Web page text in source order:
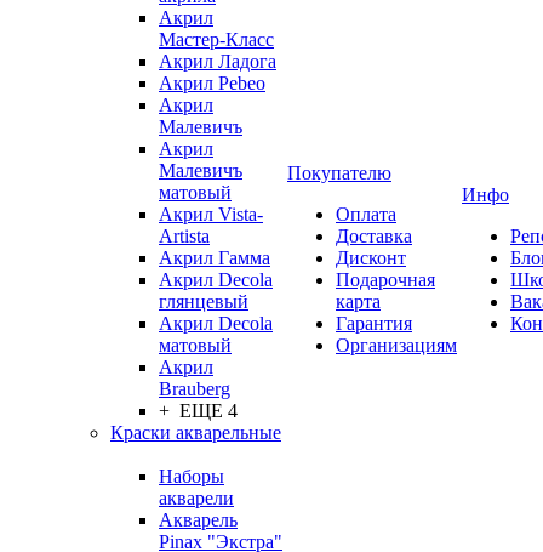
Акрил
Мастер-Класс
Акрил Ладога
Акрил Pebeo
Акрил
Малевичъ
Акрил
Малевичъ
матовый
Акрил Vista-
Artista
Акрил Гамма
Акрил Decola
глянцевый
Акрил Decola
матовый
Акрил
Brauberg
+ ЕЩЕ 4
Краски акварельные
Наборы
акварели
Акварель
Pinax "Экстра"
Покупателю
Оплата
Доставка
Дисконт
Подарочная
карта
Гарантия
Организациям
Инфо